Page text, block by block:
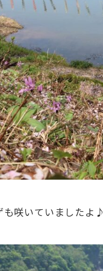
も咲いていましたよ